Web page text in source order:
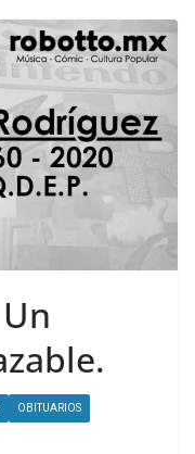
OBITUARIOS